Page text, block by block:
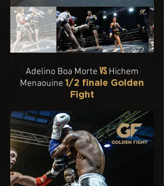
Adelino Boa Morte VS Hichem
Menaouine 1/2 finale Golden
Fight